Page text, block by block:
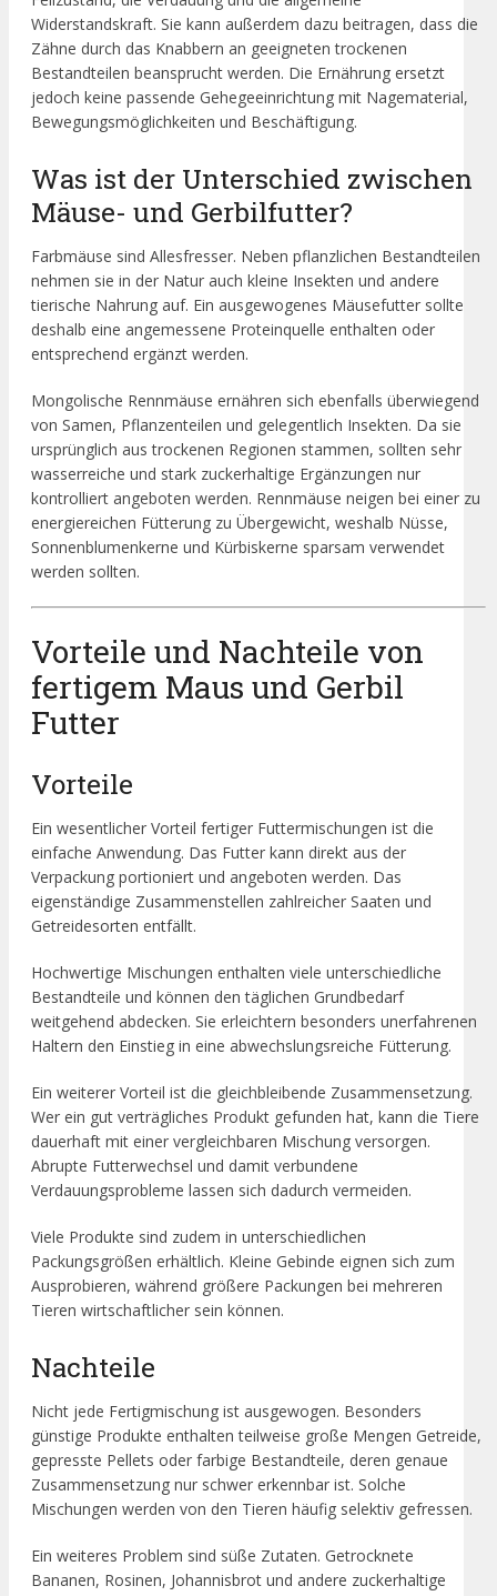
Widerstandskraft. Sie kann außerdem dazu beitragen, dass die
Zähne durch das Knabbern an geeigneten trockenen
Bestandteilen beansprucht werden. Die Ernährung ersetzt
jedoch keine passende Gehegeeinrichtung mit Nagematerial,
Bewegungsmöglichkeiten und Beschäftigung.
Was ist der Unterschied zwischen
Mäuse- und Gerbilfutter?
Farbmäuse sind Allesfresser. Neben pflanzlichen Bestandteilen
nehmen sie in der Natur auch kleine Insekten und andere
tierische Nahrung auf. Ein ausgewogenes Mäusefutter sollte
deshalb eine angemessene Proteinquelle enthalten oder
entsprechend ergänzt werden.
Mongolische Rennmäuse ernähren sich ebenfalls überwiegend
von Samen, Pflanzenteilen und gelegentlich Insekten. Da sie
ursprünglich aus trockenen Regionen stammen, sollten sehr
wasserreiche und stark zuckerhaltige Ergänzungen nur
kontrolliert angeboten werden. Rennmäuse neigen bei einer zu
energiereichen Fütterung zu Übergewicht, weshalb Nüsse,
Sonnenblumenkerne und Kürbiskerne sparsam verwendet
werden sollten.
Vorteile und Nachteile von
fertigem Maus und Gerbil
Futter
Vorteile
Ein wesentlicher Vorteil fertiger Futtermischungen ist die
einfache Anwendung. Das Futter kann direkt aus der
Verpackung portioniert und angeboten werden. Das
eigenständige Zusammenstellen zahlreicher Saaten und
Getreidesorten entfällt.
Hochwertige Mischungen enthalten viele unterschiedliche
Bestandteile und können den täglichen Grundbedarf
weitgehend abdecken. Sie erleichtern besonders unerfahrenen
Haltern den Einstieg in eine abwechslungsreiche Fütterung.
Ein weiterer Vorteil ist die gleichbleibende Zusammensetzung.
Wer ein gut verträgliches Produkt gefunden hat, kann die Tiere
dauerhaft mit einer vergleichbaren Mischung versorgen.
Abrupte Futterwechsel und damit verbundene
Verdauungsprobleme lassen sich dadurch vermeiden.
Viele Produkte sind zudem in unterschiedlichen
Packungsgrößen erhältlich. Kleine Gebinde eignen sich zum
Ausprobieren, während größere Packungen bei mehreren
Tieren wirtschaftlicher sein können.
Nachteile
Nicht jede Fertigmischung ist ausgewogen. Besonders
günstige Produkte enthalten teilweise große Mengen Getreide,
gepresste Pellets oder farbige Bestandteile, deren genaue
Zusammensetzung nur schwer erkennbar ist. Solche
Mischungen werden von den Tieren häufig selektiv gefressen.
Ein weiteres Problem sind süße Zutaten. Getrocknete
Bananen, Rosinen, Johannisbrot und andere zuckerhaltige